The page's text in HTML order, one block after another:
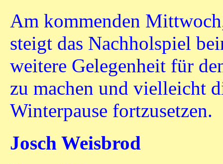
Am kommenden
steigt das Nachholspiel
weitere Gelegenheit für
zu machen und vielleicht
Winterpause fortzusetzen.
Josch Weisbrod